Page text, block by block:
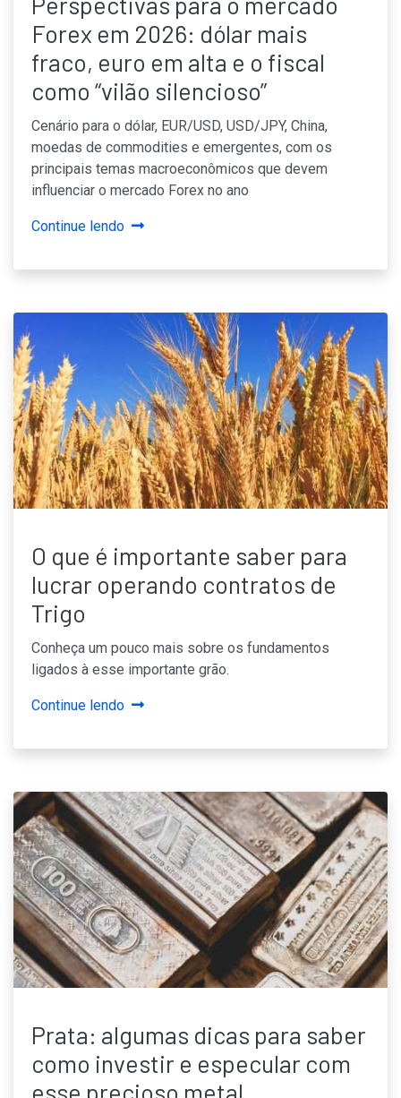
Forex em 2026: dólar mais
fraco, euro em alta e o fiscal
como “vilão silencioso”
Cenário para o dólar, EUR/USD, USD/JPY, China,
moedas de commodities e emergentes, com os
principais temas macroeconômicos que devem
influenciar o mercado Forex no ano
Continue lendo
O que é importante saber para
lucrar operando contratos de
Trigo
Conheça um pouco mais sobre os fundamentos
ligados à esse importante grão.
Continue lendo
Prata: algumas dicas para saber
como investir e especular com
esse precioso metal